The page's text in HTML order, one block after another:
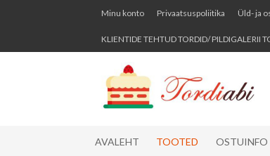
Skip
navigation
Skip
content
Minu konto Privaatsuspoliitika Üld- ja
KLIENTIDE TEHTUD TORDID/ PILDIGALERII
AVALEHT TOOTED OSTUINFO